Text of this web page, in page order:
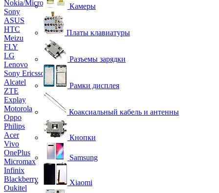
Nokia/Microsoft
Sony
ASUS
HTC
Meizu
FLY
LG
Lenovo
Sony Ericsson
Alcatel
ZTE
Explay
Motorola
Oppo
Philips
Acer
Vivo
OnePlus
Micromax
Infinix
Blackberry
Oukitel
Камеры
Платы клавиатуры
Разъемы зарядки
Рамки дисплея
Коаксиальный кабель и антенны
Кнопки
Samsung
Xiaomi